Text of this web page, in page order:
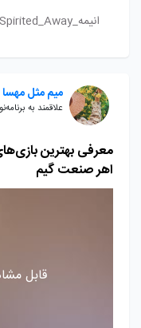
انیمه_Spirited_Away#
میم مثل مهسا
علاقمند به
معرفی بهترین
اهر صنعت گیم
قابل